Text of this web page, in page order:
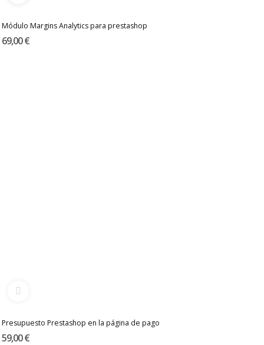
Módulo Margins Analytics para prestashop
69,00 €
Presupuesto Prestashop en la página de pago
59,00 €